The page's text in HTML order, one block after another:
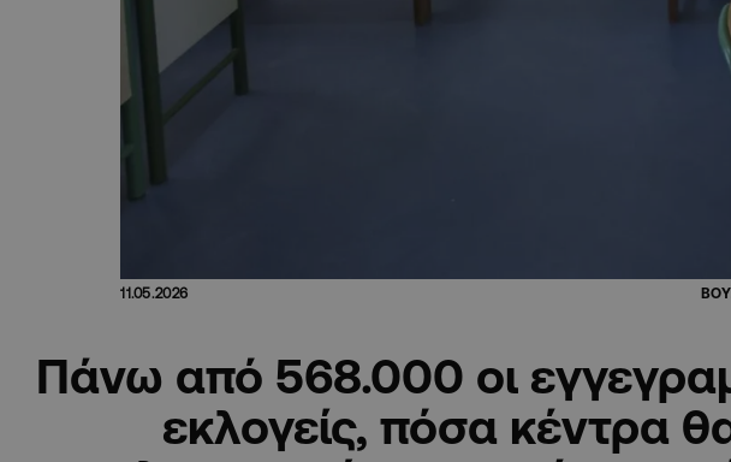
11.05.2026
Πάνω από 568.000 οι
εκλογείς, πόσα κέντρα